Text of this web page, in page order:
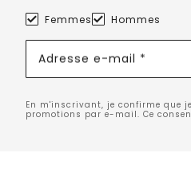
Femmes Hommes
Adresse e-mail *
En m'inscrivant, je confirme que
promotions par e-mail. Ce